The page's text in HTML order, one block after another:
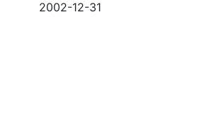
2002-12-31